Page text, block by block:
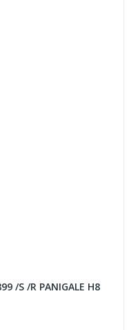
/S /R PANIGALE H8